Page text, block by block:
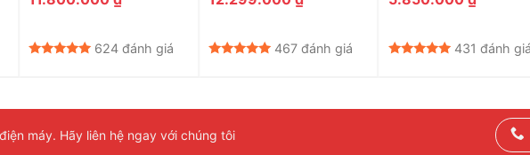
624 đánh giá 467 đánh giá 431 đánh giá
máy. Hãy liên hệ ngay với chúng tôi